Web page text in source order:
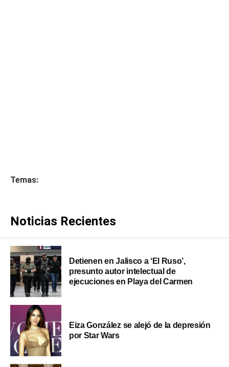
Temas:
Noticias Recientes
Detienen en Jalisco a ‘El Ruso’,
presunto autor intelectual de
ejecuciones en Playa del Carmen
Eiza González se alejó de la depresión
por Star Wars